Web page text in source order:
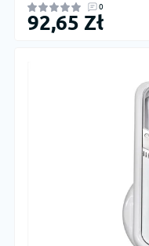
0
92,65 Zł